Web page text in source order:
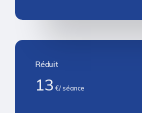
Réduit
13 €/ séance